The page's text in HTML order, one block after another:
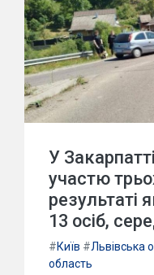
У
участю
результаті
13 осіб,
#Київ #Львівська
область